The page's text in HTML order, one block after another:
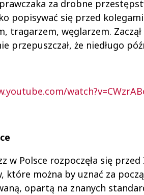
za drobne
popisywać się przed
tragarzem, węglarzem.
przepuszczał, że niedługo
w Polsce rozpoczęła się
które można by uznać za
opartą na znanych